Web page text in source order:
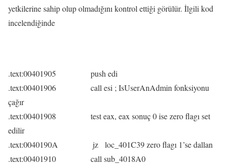
yetkilerine sahip olup olmadığını kontrol ettiği görülür. İlgili kod
incelendiğinde
.text:00401905 push edi
.text:00401906 call esi ; IsUserAnAdmin fonksiyonu
çağır
.text:00401908 test eax, eax sonuç 0 ise zero flagı set
edilir
.text:0040190A jz loc_401C39 zero flagı 1’se dallan
.text:00401910 call sub_4018A0